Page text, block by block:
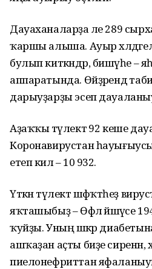
Дауаханаларҙа әле 289
ҡаршы алыша. Ауыр
булып киткәндәр, бишәүһе
аппаратында. Өйҙәрендә
дарыуҙарҙы эсеп
Аҙаҡҡы тәүлектә 92 кеше
Коронавирустан
етеп килә – 10 932.
Үткән тәүлектә шәфҡәтһеҙ
яҡташыбыҙ – Өфәлә йәшәүсе
ҡуйҙы. Уның шәкәр
ашҡаҙан аҫты биҙе сиренән,
пиелонефриттан